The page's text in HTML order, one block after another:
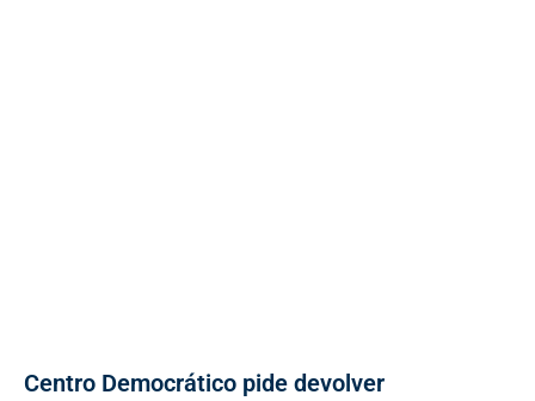
Centro Democrático pide devolver